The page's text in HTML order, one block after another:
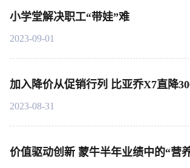
小学堂解决职工“带娃”难
2023-09-01
加入降价从促销行列 比亚乔X7直降
2023-08-31
价值驱动创新 蒙牛半年业绩中的“营